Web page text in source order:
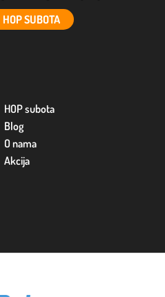
HOP SUBOTA
HOP subota
Blog
O nama
Akcija